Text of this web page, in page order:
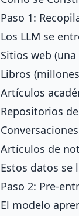
Paso 1:
Los LLM se
Sitios web
Libros
Artículos
Repositorios
Conversaciones
Artículos de
Estos datos se
Paso 2: Pre-
El modelo